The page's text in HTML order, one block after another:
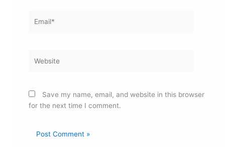
Save my name, email, and website in this browser
for the next time I comment.